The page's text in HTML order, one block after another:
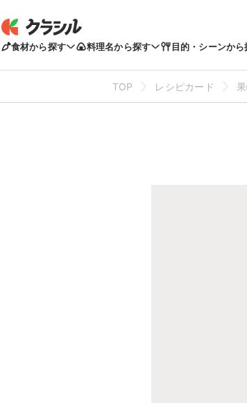
食材から探す 料理名から探す 目的・シーンから
TOP レシピカード